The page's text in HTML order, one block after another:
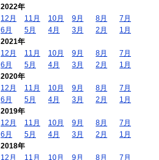
2022年
12月
11月 10月 9月 8月
7月
6月
5月 4月 3月 2月
1月
2021年
12月
11月 10月 9月 8月
7月
6月
5月 4月 3月 2月
1月
2020年
12月
11月 10月 9月 8月
7月
6月
5月 4月 3月 2月
1月
2019年
12月
11月 10月 9月 8月
7月
6月
5月 4月 3月 2月
1月
2018年
12月
11月 10月 9月 8月 7月